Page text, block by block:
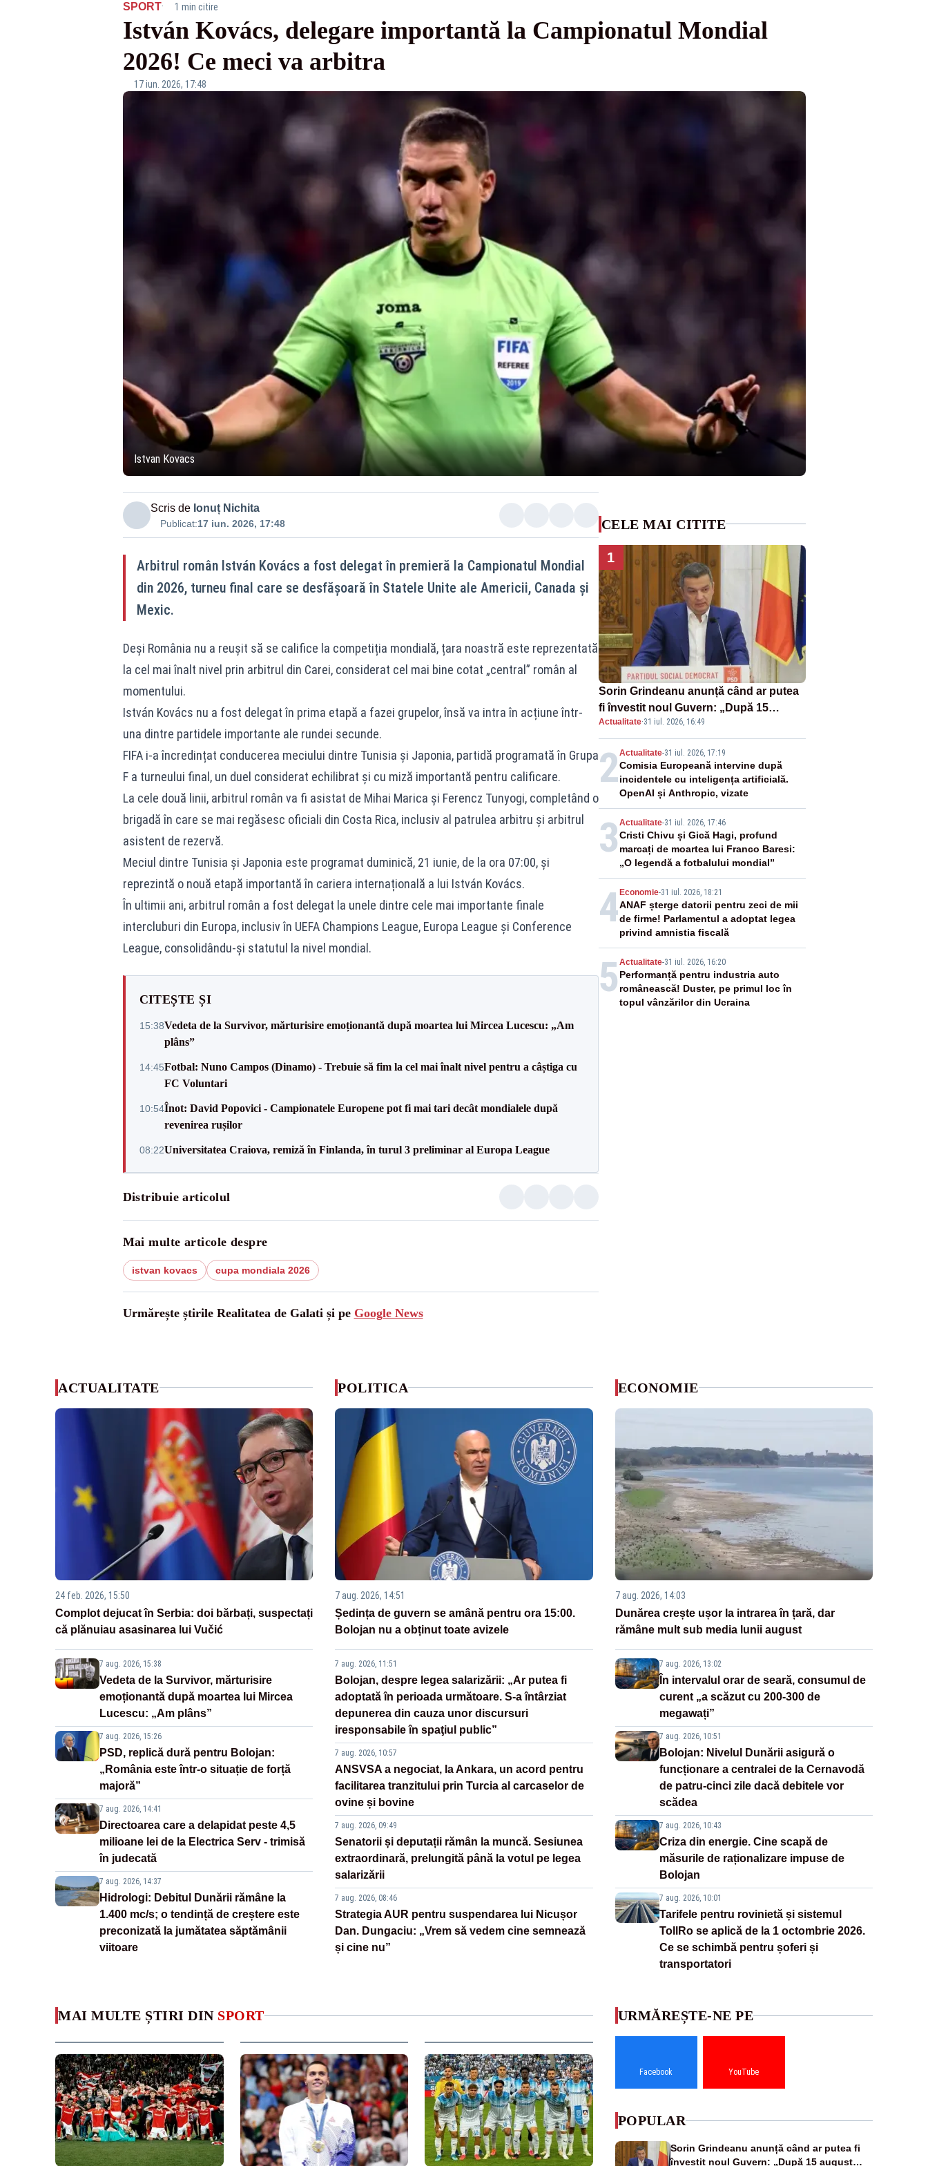
SPORT· 1 min citire
István Kovács, delegare importantă la Campionatul Mondial
2026! Ce meci va arbitra
17 iun. 2026, 17:48
Istvan Kovacs
Scris de Ionuț Nichita
Publicat:17 iun. 2026, 17:48
Arbitrul român István Kovács a fost delegat în premieră la Campionatul Mondial
din 2026, turneu final care se desfășoară în Statele Unite ale Americii, Canada și
Mexic.
Deși România nu a reușit să se califice la competiția mondială, țara noastră este reprezentată
la cel mai înalt nivel prin arbitrul din Carei, considerat cel mai bine cotat „central” român al
momentului.
István Kovács nu a fost delegat în prima etapă a fazei grupelor, însă va intra în acțiune într-
una dintre partidele importante ale rundei secunde.
FIFA i-a încredințat conducerea meciului dintre Tunisia și Japonia, partidă programată în Grupa
F a turneului final, un duel considerat echilibrat și cu miză importantă pentru calificare.
La cele două linii, arbitrul român va fi asistat de Mihai Marica și Ferencz Tunyogi, completând o
brigadă în care se mai regăsesc oficiali din Costa Rica, inclusiv al patrulea arbitru și arbitrul
asistent de rezervă.
Meciul dintre Tunisia și Japonia este programat duminică, 21 iunie, de la ora 07:00, și
reprezintă o nouă etapă importantă în cariera internațională a lui István Kovács.
În ultimii ani, arbitrul român a fost delegat la unele dintre cele mai importante finale
intercluburi din Europa, inclusiv în UEFA Champions League, Europa League și Conference
League, consolidându-și statutul la nivel mondial.
CITEȘTE ȘI
15:38Vedeta de la Survivor, mărturisire emoționantă după moartea lui Mircea Lucescu: „Am
plâns”
14:45Fotbal: Nuno Campos (Dinamo) - Trebuie să fim la cel mai înalt nivel pentru a câștiga cu
FC Voluntari
10:54Înot: David Popovici - Campionatele Europene pot fi mai tari decât mondialele după
revenirea rușilor
08:22Universitatea Craiova, remiză în Finlanda, în turul 3 preliminar al Europa League
Distribuie articolul
Mai multe articole despre
istvan kovacs cupa mondiala 2026
Urmărește știrile Realitatea de Galati și pe Google News
CELE MAI CITITE
1
Sorin Grindeanu anunță când ar putea
fi învestit noul Guvern: „După 15
august sunt șanse mai mari”
Actualitate·31 iul. 2026, 16:49
2Actualitate-31 iul. 2026, 17:19
Comisia Europeană intervine după
incidentele cu inteligența artificială.
OpenAI și Anthropic, vizate
3 Actualitate-31 iul. 2026, 17:46
Cristi Chivu și Gică Hagi, profund
marcați de moartea lui Franco Baresi:
„O legendă a fotbalului mondial”
4Economie-31 iul. 2026, 18:21
ANAF șterge datorii pentru zeci de mii
de firme! Parlamentul a adoptat legea
privind amnistia fiscală
5 Actualitate-31 iul. 2026, 16:20
Performanță pentru industria auto
românească! Duster, pe primul loc în
topul vânzărilor din Ucraina
ACTUALITATE
24 feb. 2026, 15:50
Complot dejucat în Serbia: doi bărbați, suspectați
că plănuiau asasinarea lui Vučić
7 aug. 2026, 15:38
Vedeta de la Survivor, mărturisire
emoționantă după moartea lui Mircea
Lucescu: „Am plâns”
7 aug. 2026, 15:26
PSD, replică dură pentru Bolojan:
„România este într-o situație de forță
majoră”
7 aug. 2026, 14:41
Directoarea care a delapidat peste 4,5
milioane lei de la Electrica Serv - trimisă
în judecată
7 aug. 2026, 14:37
Hidrologi: Debitul Dunării rămâne la
1.400 mc/s; o tendință de creștere este
preconizată la jumătatea săptămânii
viitoare
POLITICA
7 aug. 2026, 14:51
Ședința de guvern se amână pentru ora 15:00.
Bolojan nu a obținut toate avizele
7 aug. 2026, 11:51
Bolojan, despre legea salarizării: „Ar putea fi
adoptată în perioada următoare. S-a întârziat
depunerea din cauza unor discursuri
iresponsabile în spaţiul public”
7 aug. 2026, 10:57
ANSVSA a negociat, la Ankara, un acord pentru
facilitarea tranzitului prin Turcia al carcaselor de
ovine și bovine
7 aug. 2026, 09:49
Senatorii și deputații rămân la muncă. Sesiunea
extraordinară, prelungită până la votul pe legea
salarizării
7 aug. 2026, 08:46
Strategia AUR pentru suspendarea lui Nicușor
Dan. Dungaciu: „Vrem să vedem cine semnează
și cine nu”
ECONOMIE
7 aug. 2026, 14:03
Dunărea crește ușor la intrarea în țară, dar
rămâne mult sub media lunii august
7 aug. 2026, 13:02
În intervalul orar de seară, consumul de
curent „a scăzut cu 200-300 de
megawați”
7 aug. 2026, 10:51
Bolojan: Nivelul Dunării asigură o
funcționare a centralei de la Cernavodă
de patru-cinci zile dacă debitele vor
scădea
7 aug. 2026, 10:43
Criza din energie. Cine scapă de
măsurile de raționalizare impuse de
Bolojan
7 aug. 2026, 10:01
Tarifele pentru rovinietă și sistemul
TollRo se aplică de la 1 octombrie 2026.
Ce se schimbă pentru șoferi și
transportatori
MAI MULTE ȘTIRI DIN SPORT URMĂREȘTE-NE PE
Facebook YouTube
POPULAR
Sorin Grindeanu anunță când ar putea fi
învestit noul Guvern: „După 15 august